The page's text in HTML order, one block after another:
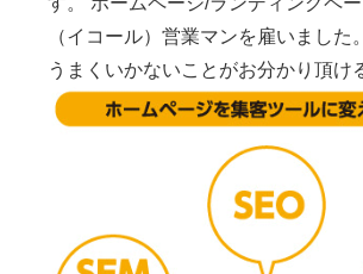
（イコール）営業マンを雇いました
うまくいかないことがお分かり頂け